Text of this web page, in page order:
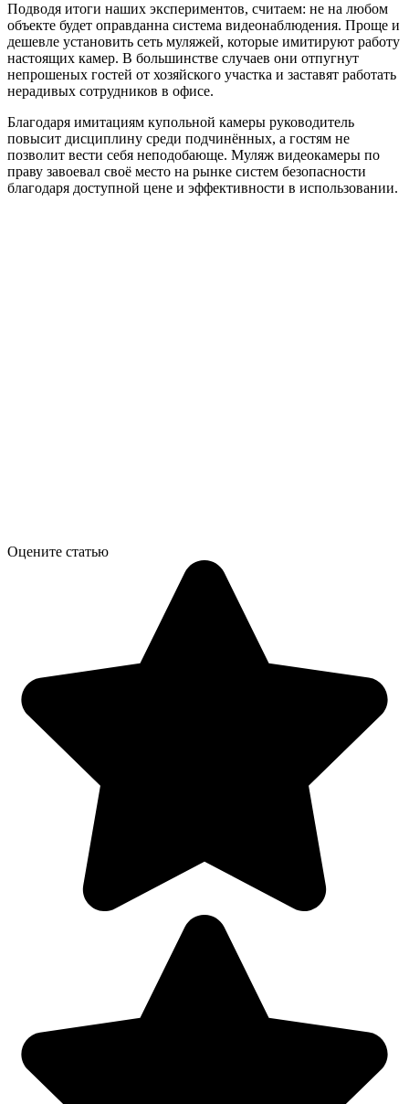
Подводя итоги наших экспериментов, считаем: не на любом
объекте будет оправданна система видеонаблюдения. Проще и
дешевле установить сеть муляжей, которые имитируют работу
настоящих камер. В большинстве случаев они отпугнут
непрошеных гостей от хозяйского участка и заставят работать
нерадивых сотрудников в офисе.
Благодаря имитациям купольной камеры руководитель
повысит дисциплину среди подчинённых, а гостям не
позволит вести себя неподобающе. Муляж видеокамеры по
праву завоевал своё место на рынке систем безопасности
благодаря доступной цене и эффективности в использовании.
Оцените статью